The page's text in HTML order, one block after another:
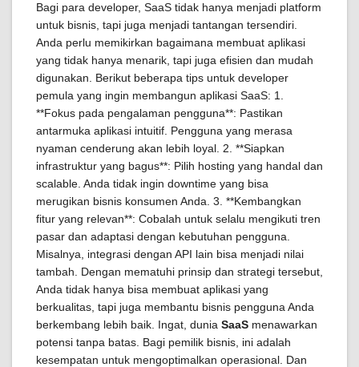
Bagi para developer, SaaS tidak hanya menjadi platform
untuk bisnis, tapi juga menjadi tantangan tersendiri.
Anda perlu memikirkan bagaimana membuat aplikasi
yang tidak hanya menarik, tapi juga efisien dan mudah
digunakan. Berikut beberapa tips untuk developer
pemula yang ingin membangun aplikasi SaaS: 1.
**Fokus pada pengalaman pengguna**: Pastikan
antarmuka aplikasi intuitif. Pengguna yang merasa
nyaman cenderung akan lebih loyal. 2. **Siapkan
infrastruktur yang bagus**: Pilih hosting yang handal dan
scalable. Anda tidak ingin downtime yang bisa
merugikan bisnis konsumen Anda. 3. **Kembangkan
fitur yang relevan**: Cobalah untuk selalu mengikuti tren
pasar dan adaptasi dengan kebutuhan pengguna.
Misalnya, integrasi dengan API lain bisa menjadi nilai
tambah. Dengan mematuhi prinsip dan strategi tersebut,
Anda tidak hanya bisa membuat aplikasi yang
berkualitas, tapi juga membantu bisnis pengguna Anda
berkembang lebih baik. Ingat, dunia SaaS menawarkan
potensi tanpa batas. Bagi pemilik bisnis, ini adalah
kesempatan untuk mengoptimalkan operasional. Dan